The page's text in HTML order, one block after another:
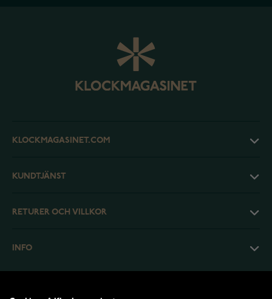
KLOCKMAGASINET.COM
KUNDTJÄNST
RETURER OCH VILLKOR
INFO